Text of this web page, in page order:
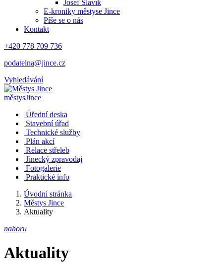
Josef Slavík
E-kroniky městyse Jince
Píše se o nás
Kontakt
+420 778 709 736
podatelna@jince.cz
Vyhledávání
městysJince
Úřední deska
Stavební úřad
Technické služby
Plán akcí
Relace střeleb
Jinecký zpravodaj
Fotogalerie
Praktické info
Úvodní stránka
Městys Jince
Aktuality
nahoru
Aktuality